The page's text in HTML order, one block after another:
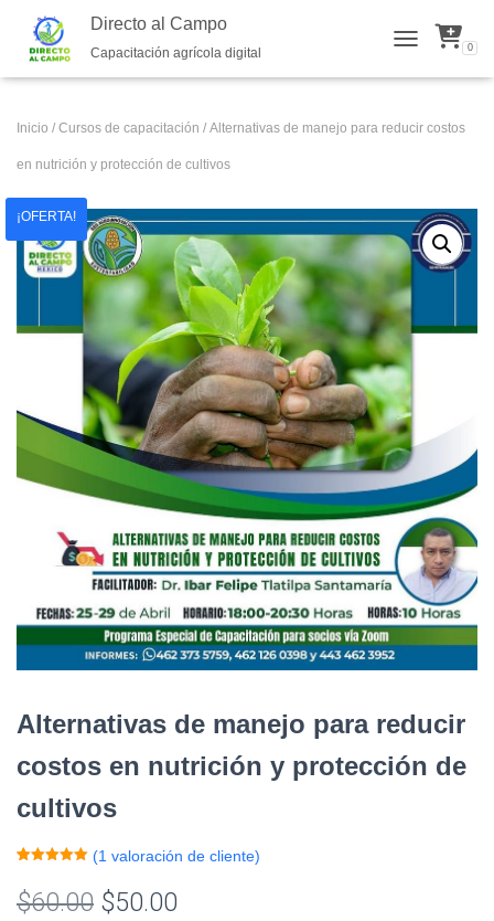
Directo al Campo
Capacitación agrícola digital TOGGLE 0
Inicio / Cursos de capacitación / Alternativas de manejo para reducir costos
en nutrición y protección de cultivos
¡OFERTA!
Alternativas de manejo para reducir
costos en nutrición y protección de
cultivos
con
5 en base
avaloración
(1 valoración de cliente)
$60.00 El
$50.00